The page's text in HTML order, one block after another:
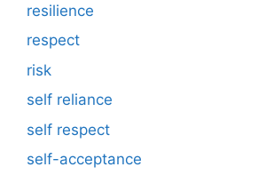
resilience
respect
risk
self reliance
self respect
self-acceptance